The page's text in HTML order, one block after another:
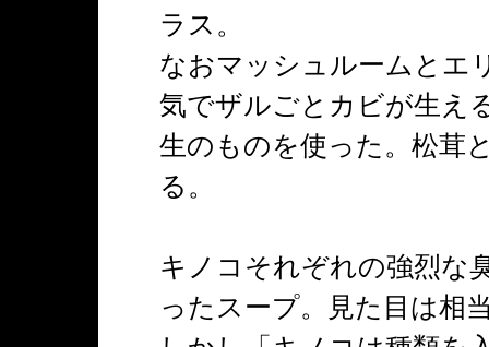
ラス。
なおマッシュルームとエ
気でザルごとカビが生え
生のものを使った。松茸
る。
キノコそれぞれの強烈な
ったスープ。見た目は相